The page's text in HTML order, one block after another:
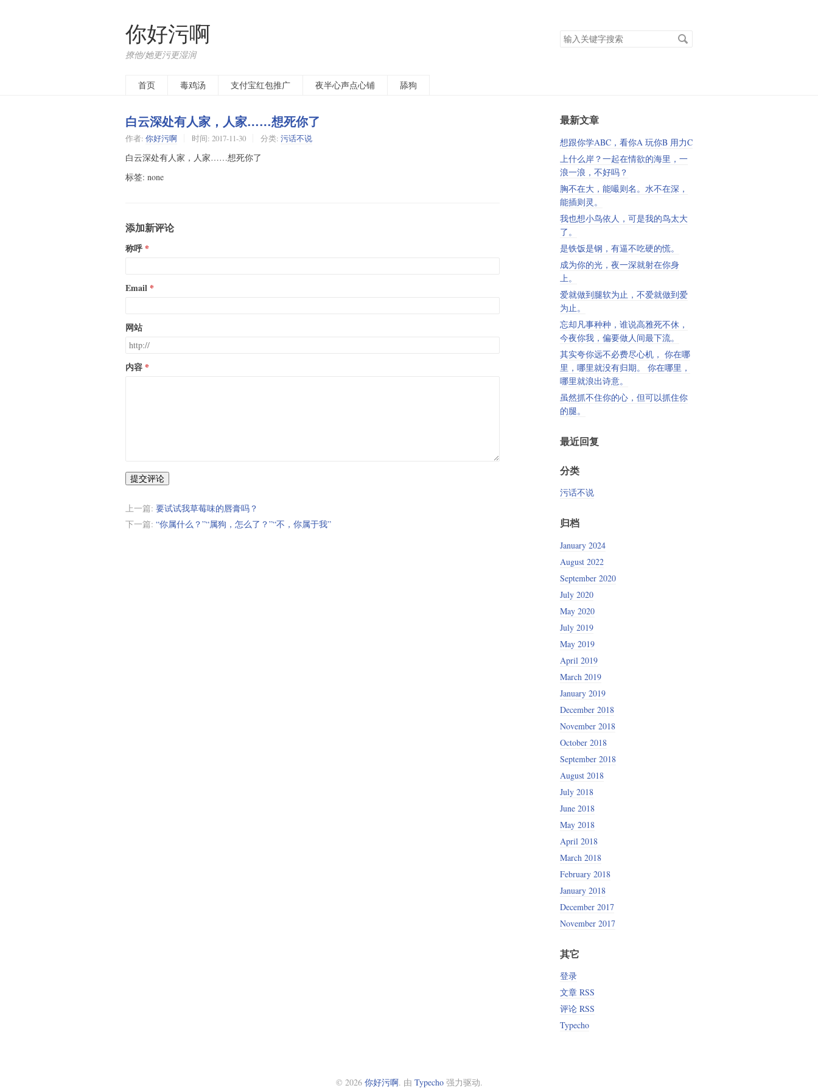
你好污啊
撩他/她更污更湿润
搜
索
首页
毒鸡汤 支付宝红包推广 夜半心声点心铺 舔狗
白云深处有人家，人家……想死你了
作者: 你好污啊 时间: 2017-11-30 分类: 污话不说
白云深处有人家，人家……想死你了
标签: none
添加新评论
称呼
Email
网站
内容
提交评论
上一篇: 要试试我草莓味的唇膏吗？
下一篇: “你属什么？”“属狗，怎么了？”“不，你属于我”
最新文章
想跟你学ABC，看你A 玩你B 用力C
上什么岸？一起在情欲的海里，一
浪一浪，不好吗？
胸不在大，能嘬则名。水不在深，
能插则灵。
我也想小鸟依人，可是我的鸟太大
了。
是铁饭是钢，有逼不吃硬的慌。
成为你的光，夜一深就射在你身
上。
爱就做到腿软为止，不爱就做到爱
为止。
忘却凡事种种，谁说高雅死不休，
今夜你我，偏要做人间最下流。
其实夸你远不必费尽心机， 你在哪
里，哪里就没有归期。 你在哪里，
哪里就浪出诗意。
虽然抓不住你的心，但可以抓住你
的腿。
最近回复
分类
污话不说
归档
January 2024
August 2022
September 2020
July 2020
May 2020
July 2019
May 2019
April 2019
March 2019
January 2019
December 2018
November 2018
October 2018
September 2018
August 2018
July 2018
June 2018
May 2018
April 2018
March 2018
February 2018
January 2018
December 2017
November 2017
其它
登录
文章 RSS
评论 RSS
Typecho
© 2026 你好污啊. 由 Typecho强力驱动.